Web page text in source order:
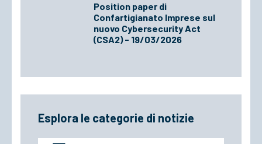
Position paper di
Confartigianato Imprese sul
nuovo Cybersecurity Act
(CSA2) - 19/03/2026
Esplora le categorie di notizie